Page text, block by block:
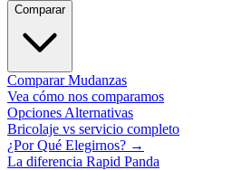
Comparar
Comparar Mudanzas
Vea cómo nos comparamos
Opciones Alternativas
Bricolaje vs servicio completo
¿Por Qué Elegirnos? →
La diferencia Rapid Panda